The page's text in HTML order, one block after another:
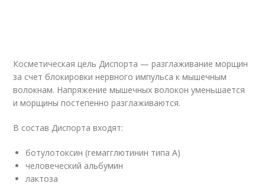
Косметическая цель Диспорта — разглаживание морщин
за счет блокировки нервного импульса к мышечным
волокнам. Напряжение мышечных волокон уменьшается
и морщины постепенно разглаживаются.
В состав Диспорта входят:
ботулотоксин (гемагглютинин типа А)
человеческий альбумин
лактоза